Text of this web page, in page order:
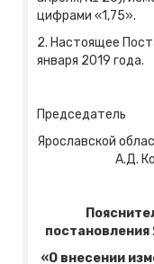
цифрами «1,75».
2. Настоящее
января 2019 года.
Председатель
Ярославской
А.Д.
«О внесении